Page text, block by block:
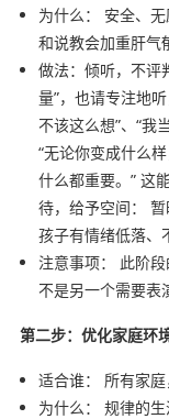
为什么： 安全、
和说教会加重肝气
做法：倾听，不评
量”，也请专注地
不该这么想”、“我
“无论你变成什么
什么都重要。” 这
待，给予空间：
孩子有情绪低落、
注意事项： 此阶
不是另一个需要表
第二步：优化家庭环
适合谁： 所有家庭
为什么： 规律的